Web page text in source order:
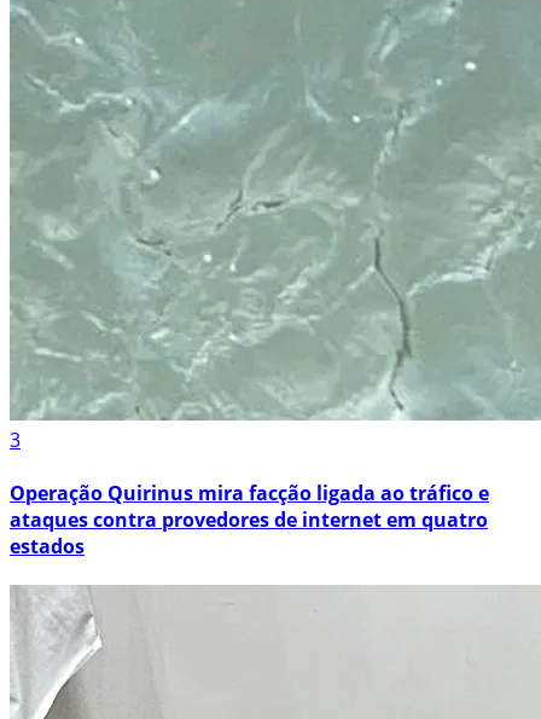
3
Operação Quirinus mira facção ligada ao tráfico e
ataques contra provedores de internet em quatro
estados